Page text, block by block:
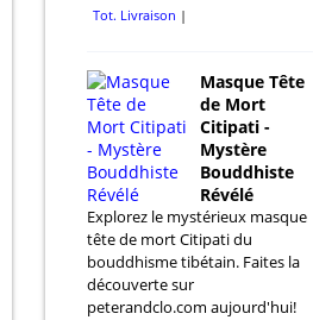
Tot. Livraison
Masque Tête
de Mort
Citipati -
Mystère
Bouddhiste
Révélé
Explorez le mystérieux masque
tête de mort Citipati du
bouddhisme tibétain. Faites la
découverte sur
peterandclo.com aujourd'hui!